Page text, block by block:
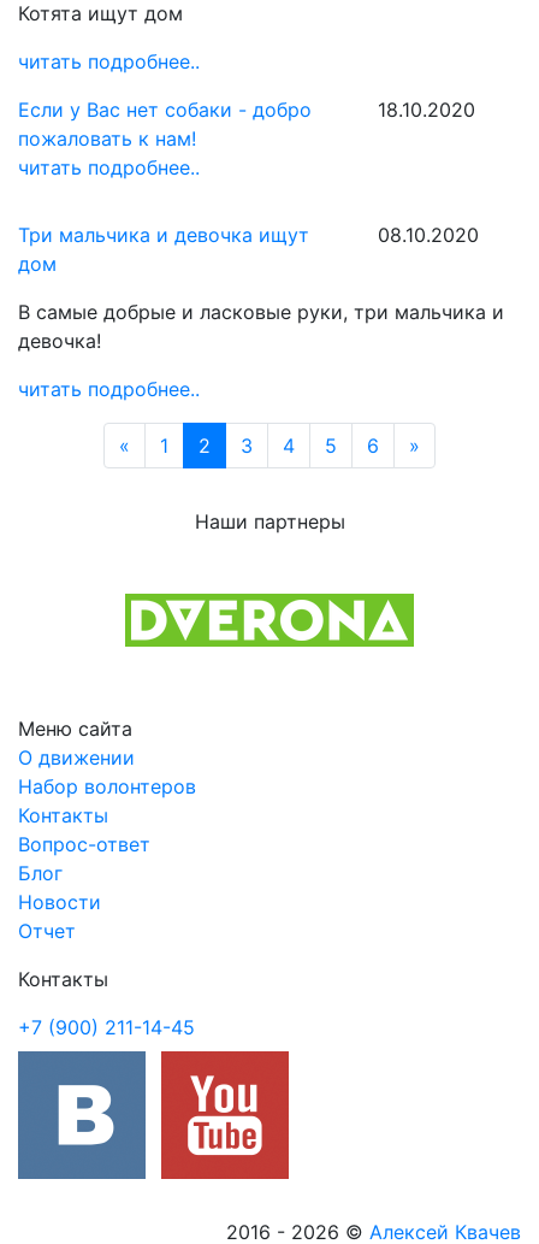
Котята ищут дом
читать подробнее..
Если у Вас нет собаки - добро
пожаловать к нам!
18.10.2020
читать подробнее..
Три мальчика и девочка ищут
дом
08.10.2020
В самые добрые и ласковые руки, три мальчика и
девочка!
читать подробнее..
« Назад
1 2 3 4 5 6 »
Наши партнеры
Меню сайта
О движении
Набор волонтеров
Контакты
Вопрос-ответ
Блог
Новости
Отчет
Контакты
+7 (900) 211-14-45
2016 - 2026 © Алексей Квачев